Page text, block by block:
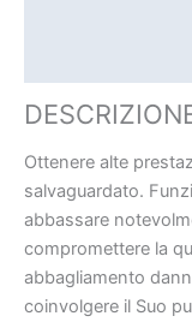
Ottenere alte
salvaguardato.
abbassare
compromettere la
abbagliamento
coinvolgere il Suo